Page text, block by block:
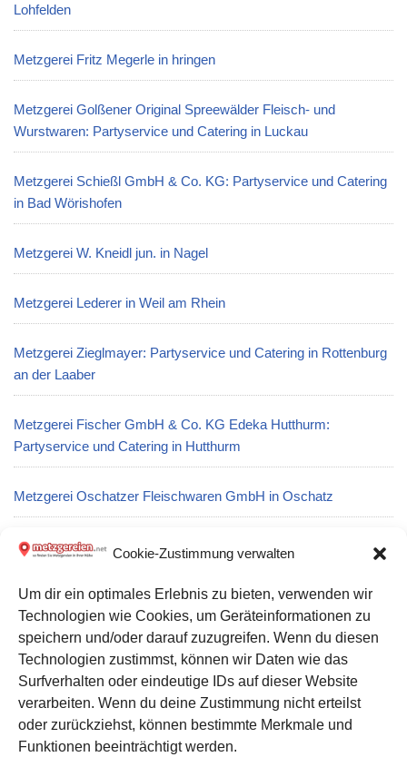
Cookie-Zustimmung verwalten
Um dir ein optimales Erlebnis zu bieten, verwenden wir
Technologien wie Cookies, um Geräteinformationen zu
speichern und/oder darauf zuzugreifen. Wenn du diesen
Technologien zustimmst, können wir Daten wie das
Surfverhalten oder eindeutige IDs auf dieser Website
verarbeiten. Wenn du deine Zustimmung nicht erteilst
oder zurückziehst, können bestimmte Merkmale und
Funktionen beeinträchtigt werden.
Lohfelden
Metzgerei Fritz Megerle in hringen
Metzgerei Golßener Original Spreewälder Fleisch- und
Wurstwaren: Partyservice und Catering in Luckau
Metzgerei Schießl GmbH & Co. KG: Partyservice und Catering
in Bad Wörishofen
Metzgerei W. Kneidl jun. in Nagel
Metzgerei Lederer in Weil am Rhein
Metzgerei Zieglmayer: Partyservice und Catering in Rottenburg
an der Laaber
Metzgerei Fischer GmbH & Co. KG Edeka Hutthurm:
Partyservice und Catering in Hutthurm
Metzgerei Oschatzer Fleischwaren GmbH in Oschatz
Metzgerei Kutschke in Cunewalde
Metzgerei Georg Landgrebe in Nentershausen
Metzgerei Weinberger: Partyservice und Catering in München
Kontakt zu uns